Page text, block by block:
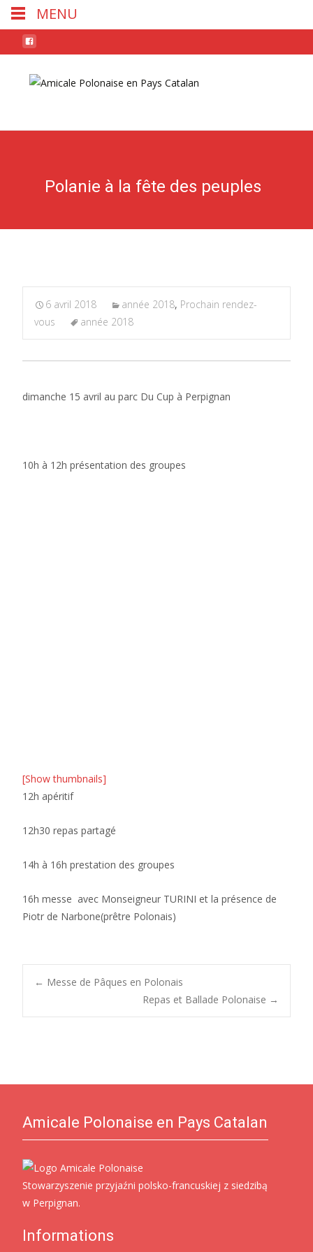
Polanie à la fête des peuples
6 avril 2018 année 2018, Prochain rendez-
vous
année 2018
dimanche 15 avril au parc Du Cup à Perpignan
10h à 12h présentation des groupes
[Show thumbnails]
12h apéritif
12h30 repas partagé
14h à 16h prestation des groupes
16h messe avec Monseigneur TURINI et la présence de
Piotr de Narbone(prêtre Polonais)
Post
← Messe de Pâques en Polonais
Repas et Ballade Polonaise →
Amicale Polonaise en Pays Catalan
Stowarzyszenie przyjaźni polsko-francuskiej z siedzibą
w Perpignan.
Informations
MENU